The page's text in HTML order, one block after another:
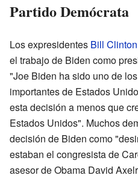
Partido Demócrata
Los expresidentes Bill Clinton
el trabajo de Biden como
"Joe Biden ha sido uno de
importantes de Estados
esta decisión a menos que
Estados Unidos". Muchos
decisión de Biden como
estaban el congresista de
asesor de Obama David